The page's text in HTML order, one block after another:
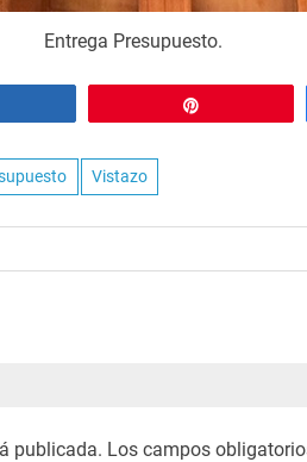
Entrega Presupuesto.
Vistazo
publicada. Los campos